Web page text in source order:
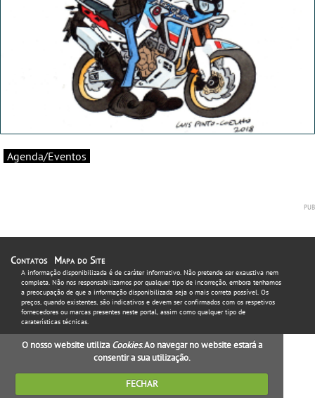
Agenda/Eventos
Contatos Mapa do Site
A informação disponibilizada é de caráter informativo. Não pretende ser exaustiva nem
completa. Não nos responsabilizamos por qualquer tipo de incorreção, embora tenhamos
a preocupação de que a informação disponibilizada seja o mais correta possível. Os
preços, quando existentes, são indicativos e devem ser confirmados com os respetivos
fornecedores ou marcas presentes neste portal, assim como qualquer tipo de
caraterísticas técnicas.
O nosso website utiliza Cookies. Ao navegar no website estará a
consentir a sua utilização.
FECHAR